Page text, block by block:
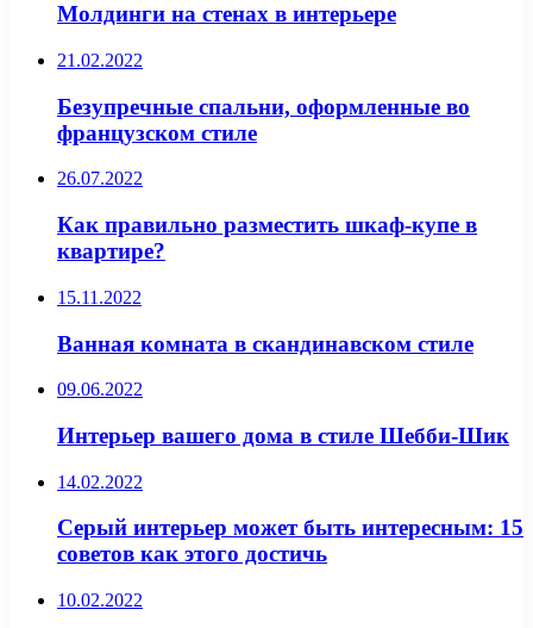
Молдинги на стенах в интерьере
21.02.2022
Безупречные спальни, оформленные во
французском стиле
26.07.2022
Как правильно разместить шкаф-купе в
квартире?
15.11.2022
Ванная комната в скандинавском стиле
09.06.2022
Интерьер вашего дома в стиле Шебби-Шик
14.02.2022
Серый интерьер может быть интересным: 15
советов как этого достичь
10.02.2022